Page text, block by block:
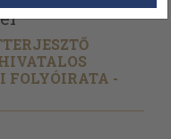
FOLYÓIRATA -